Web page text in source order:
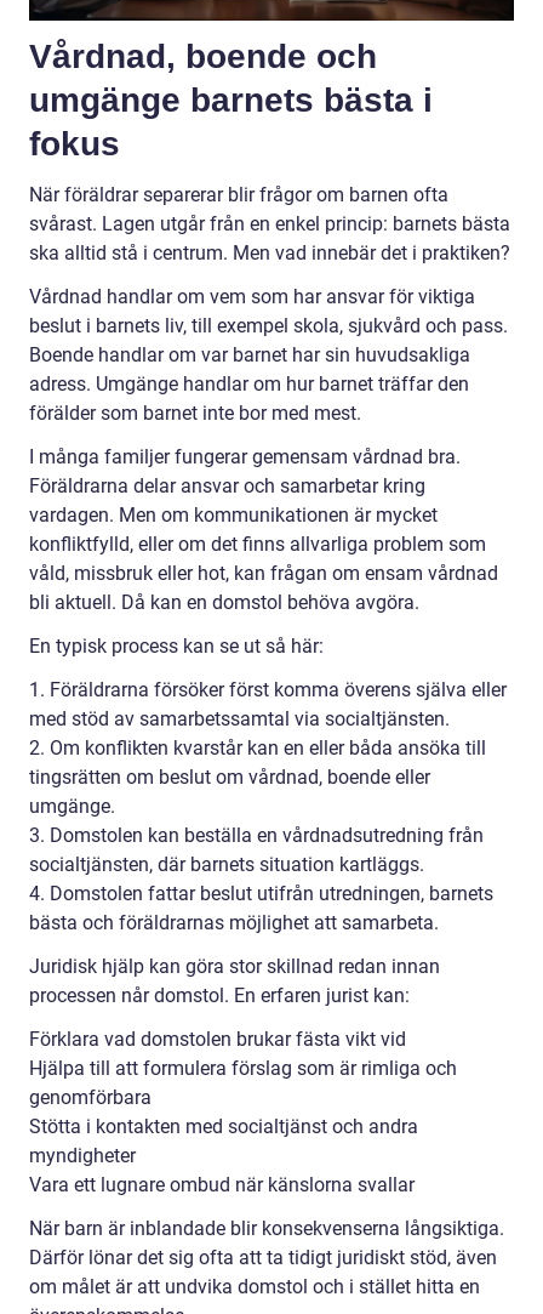
Vårdnad, boende och
umgänge barnets bästa i
fokus
När föräldrar separerar blir frågor om barnen ofta
svårast. Lagen utgår från en enkel princip: barnets bästa
ska alltid stå i centrum. Men vad innebär det i praktiken?
Vårdnad handlar om vem som har ansvar för viktiga
beslut i barnets liv, till exempel skola, sjukvård och pass.
Boende handlar om var barnet har sin huvudsakliga
adress. Umgänge handlar om hur barnet träffar den
förälder som barnet inte bor med mest.
I många familjer fungerar gemensam vårdnad bra.
Föräldrarna delar ansvar och samarbetar kring
vardagen. Men om kommunikationen är mycket
konfliktfylld, eller om det finns allvarliga problem som
våld, missbruk eller hot, kan frågan om ensam vårdnad
bli aktuell. Då kan en domstol behöva avgöra.
En typisk process kan se ut så här:
1. Föräldrarna försöker först komma överens själva eller
med stöd av samarbetssamtal via socialtjänsten.
2. Om konflikten kvarstår kan en eller båda ansöka till
tingsrätten om beslut om vårdnad, boende eller
umgänge.
3. Domstolen kan beställa en vårdnadsutredning från
socialtjänsten, där barnets situation kartläggs.
4. Domstolen fattar beslut utifrån utredningen, barnets
bästa och föräldrarnas möjlighet att samarbeta.
Juridisk hjälp kan göra stor skillnad redan innan
processen når domstol. En erfaren jurist kan:
Förklara vad domstolen brukar fästa vikt vid
Hjälpa till att formulera förslag som är rimliga och
genomförbara
Stötta i kontakten med socialtjänst och andra
myndigheter
Vara ett lugnare ombud när känslorna svallar
När barn är inblandade blir konsekvenserna långsiktiga.
Därför lönar det sig ofta att ta tidigt juridiskt stöd, även
om målet är att undvika domstol och i stället hitta en